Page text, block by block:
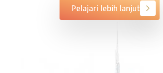
Pelajari lebih lanjut